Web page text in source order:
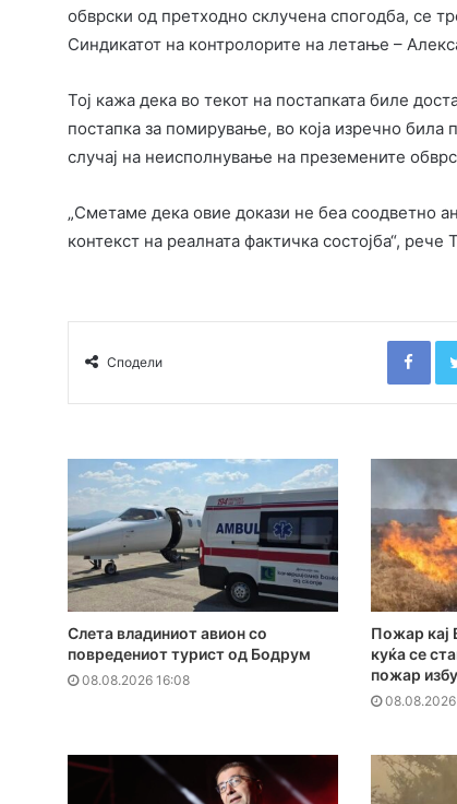
обврски од претходно склучена спогодба, се
Синдикатот на контролорите на летање –
Тој кажа дека во текот на постапката биле
постапка за помирување, во која изречно
случај на неисполнување на преземените
„Сметаме дека овие докази не беа соодветно
контекст на реалната фактичка состојба“, рече
Сподели
Слета владиниот авион со
повредениот турист од Бодрум
08.08.2026 16:08
Пожар кај
куќа се
пожар